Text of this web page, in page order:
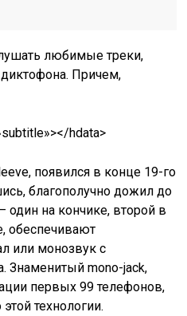
любимые треки,
диктофона. Причем,
hdata>
появился в конце 19-го
благополучно дожил до
один на кончике, второй в
обеспечивают
или монозвук с
Знаменитый mono-jack,
первых 99 телефонов,
технологии.